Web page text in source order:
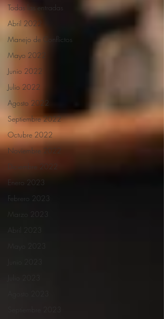
Todas las entradas
Abril 2022
Manejo de Conflictos
Mayo 2022
Junio 2022
Julio 2022
Agosto 2022
Septiembre 2022
Octubre 2022
Noviembre 2022
Diciembre 2022
Enero 2023
Febrero 2023
Marzo 2023
Abril 2023
Mayo 2023